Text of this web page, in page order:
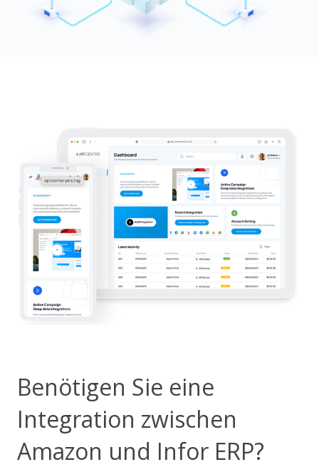
Benötigen Sie eine
Integration zwischen
Amazon und Infor ERP?